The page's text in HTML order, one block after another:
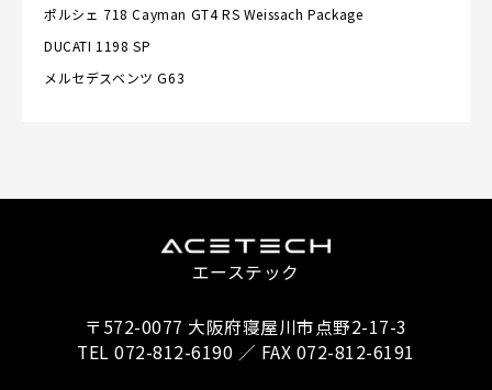
ポルシェ 718 Cayman GT4 RS Weissach Package
DUCATI 1198 SP
メルセデスベンツ G63
エーステック
〒572-0077 大阪府寝屋川市点野2-17-3
TEL 072-812-6190 ／ FAX 072-812-6191